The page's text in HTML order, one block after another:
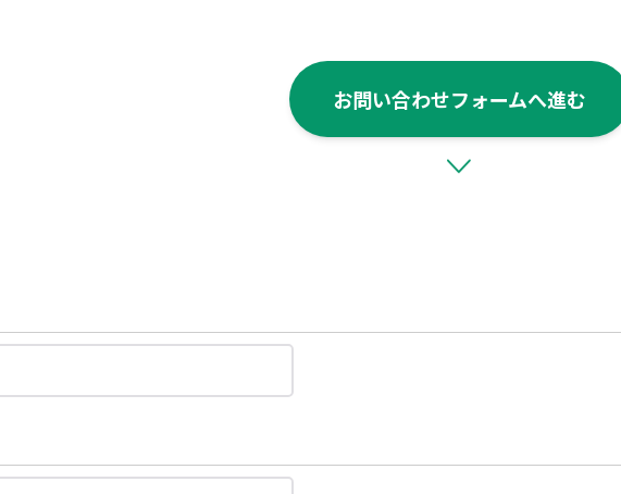
お問い合わせフォームへ進む